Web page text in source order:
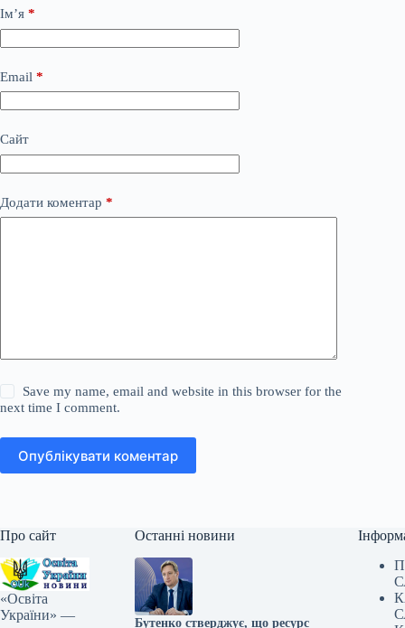
Ім’я *
Email *
Сайт
Додати коментар *
Save my name, email and website in this browser for the
next time I comment.
Опублікувати коментар
Про сайт
«Освіта
України» —
Останні новини
Бутенко стверджує, що ресурс